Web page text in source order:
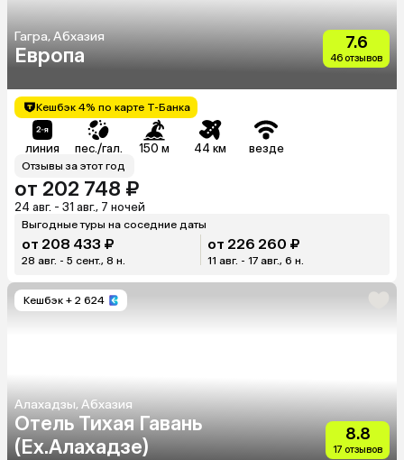
Гагра, Абхазия
Европа
7.6
46 отзывов
Кешбэк 4% по карте Т-Банка
линия пес./гал. 150 м 44 км везде
Отзывы за этот год
от 202 748 ₽
24 авг. - 31 авг., 7 ночей
Выгодные туры на соседние даты
от 208 433 ₽
28 авг. - 5 сент., 8 н.
от 226 260 ₽
11 авг. - 17 авг., 6 н.
Кешбэк + 2 624
Алахадзы, Абхазия
Отель Тихая Гавань
(Ex.Алахадзе)
8.8
17 отзывов